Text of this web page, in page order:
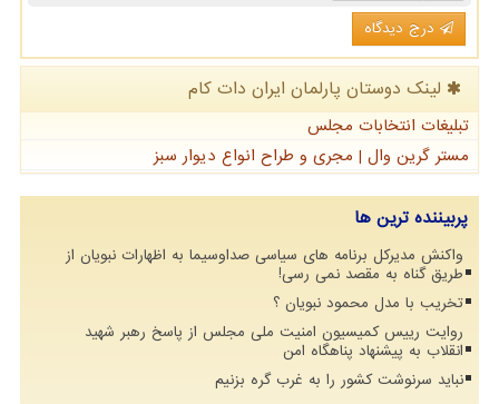
درج دیدگاه
لینک دوستان پارلمان ایران دات كام
تبلیغات انتخابات مجلس
مستر گرین وال | مجری و طراح انواع دیوار سبز
پربیننده ترین ها
واکنش مدیرکل برنامه های سیاسی صداوسیما به اظهارات نبویان از
طریق گناه به مقصد نمی رسی!
تخریب با مدل محمود نبویان ؟
روایت رییس کمیسیون امنیت ملی مجلس از پاسخ رهبر شهید
انقلاب به پیشنهاد پناهگاه امن
نباید سرنوشت کشور را به غرب گره بزنیم